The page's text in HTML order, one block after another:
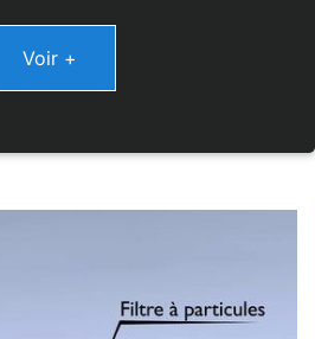
Voir +